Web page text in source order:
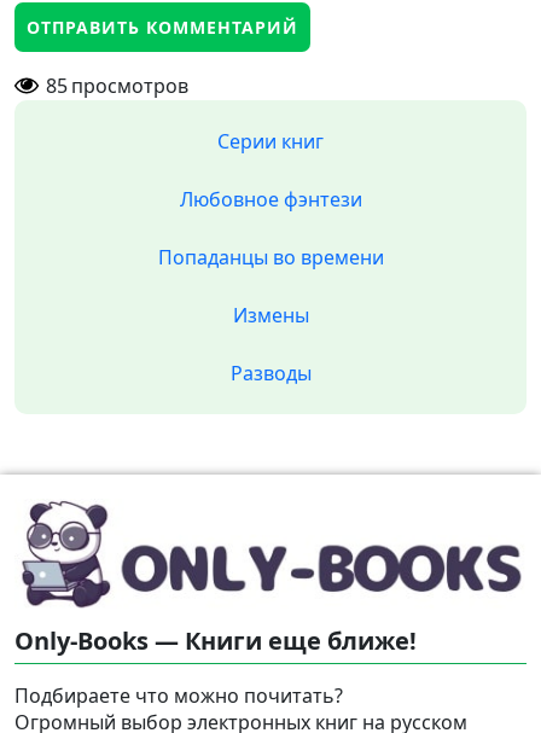
85просмотров
Серии книг
Любовное фэнтези
Попаданцы во времени
Измены
Разводы
Only-Books — Книги еще ближе!
Подбираете что можно почитать?
Огромный выбор электронных книг на русском